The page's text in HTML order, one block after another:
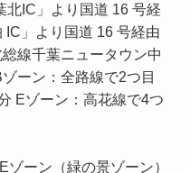
IC」より国道 16 号経
IC」より国道 16 号経由
線千葉ニュータウン中
ーン：全路線で2つ目
Eゾーン：高花線で4つ
ーン（緑の景ゾーン）